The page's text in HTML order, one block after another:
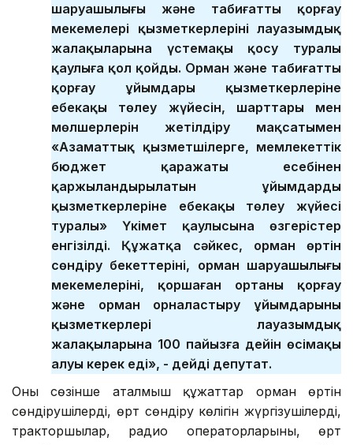
шаруашылығы және табиғатты қорғау
мекемелері қызметкерлерінің лауазымдық
жалақыларына үстемақы қосу туралы
қаулыға қол қойды. Орман және табиғатты
қорғау ұйымдары қызметкерлеріне
еңбекақы төлеу жүйесін, шарттары мен
мөлшерлерін жетілдіру мақсатымен
«Азаматтық қызметшілерге, мемлекеттік
бюджет қаражаты есебінен
қаржыландырылатын ұйымдардың
қызметкерлеріне еңбекақы төлеу жүйесі
туралы» Үкімет қаулысына өзгерістер
енгізілді. Құжатқа сәйкес, орман өртін
сөндіру бекеттерінің, орман шаруашылығы
мекемелерінің, қоршаған ортаны қорғау
және орман орналастыру ұйымдарының
қызметкерлері лауазымдық
жалақыларына 100 пайызға дейін өсімақы
алуы керек еді», - дейді депутат.
Оның сөзінше аталмыш құжаттар орман өртін
сөндірушілердің, өрт сөндіру көлігін жүргізушілердің,
тракторшылар, радио операторларының, өрт